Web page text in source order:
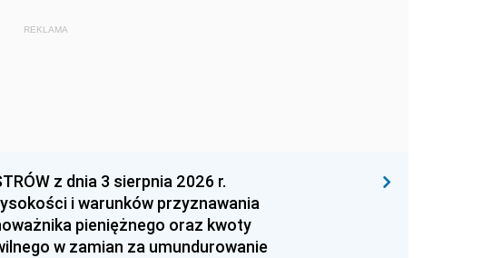
REKLAMA
z dnia 3 sierpnia 2026 r.
i warunków przyznawania
pieniężnego oraz kwoty
w zamian za umundurowanie